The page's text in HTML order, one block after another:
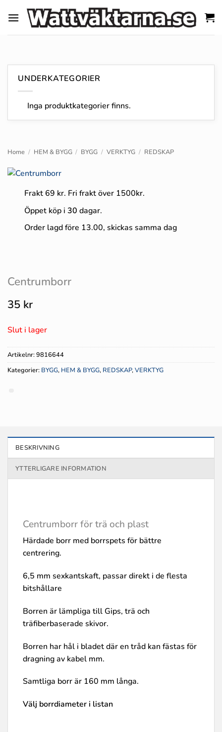
UNDERKATEGORIER
Inga produktkategorier finns.
Home / HEM & BYGG / BYGG / VERKTYG / REDSKAP
Frakt 69 kr. Fri frakt över 1500kr.
Öppet köp i 30 dagar.
Order lagd före 13.00, skickas samma dag
Centrumborr
35 kr
Slut i lager
Artikelnr:9816644
Kategorier: BYGG, HEM & BYGG, REDSKAP,VERKTYG
BESKRIVNING
YTTERLIGARE INFORMATION
Centrumborr för trä och plast
Härdade borr med borrspets för bättre
centrering.
6,5 mm sexkantskaft, passar direkt i de flesta
bitshållare
Borren är lämpliga till Gips, trä och
träfiberbaserade skivor.
Borren har hål i bladet där en tråd kan fästas för
dragning av kabel mm.
Samtliga borr är 160 mm långa.
Välj borrdiameter i listan